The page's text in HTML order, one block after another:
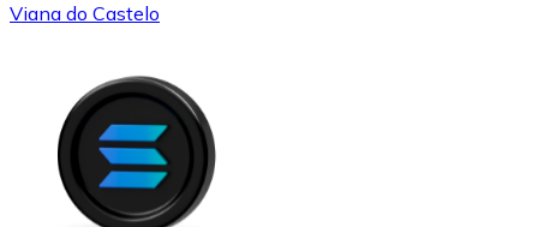
Viana do Castelo